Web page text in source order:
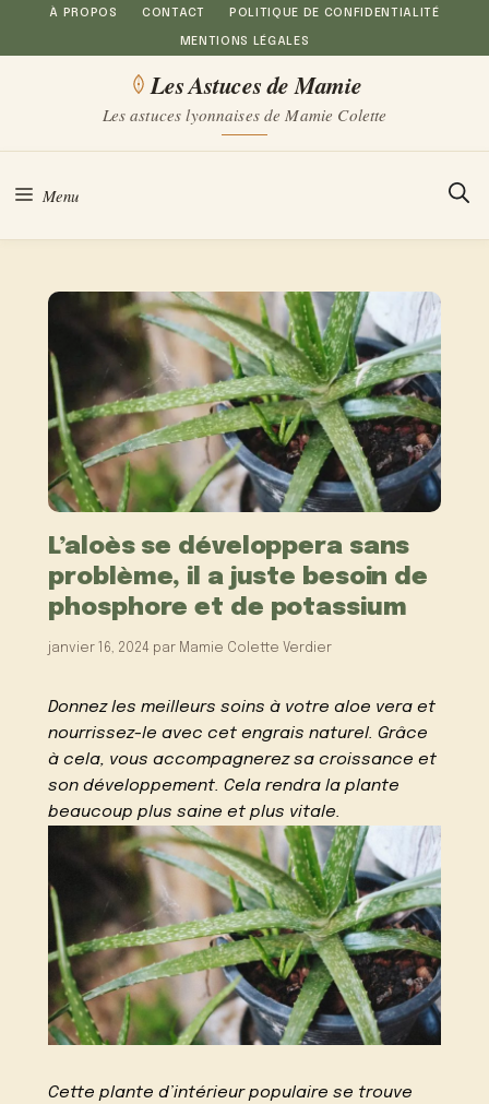
Aller
au
À PROPOS CONTACT POLITIQUE DE CONFIDENTIALITÉ
MENTIONS LÉGALES
Les Astuces de Mamie
Les astuces lyonnaises de Mamie Colette
Menu
L’aloès se développera sans
problème, il a juste besoin de
phosphore et de potassium
janvier 16, 2024 par Mamie Colette Verdier
Donnez les meilleurs soins à votre aloe vera et
nourrissez-le avec cet engrais naturel. Grâce
à cela, vous accompagnerez sa croissance et
son développement. Cela rendra la plante
beaucoup plus saine et plus vitale.
Cette plante d’intérieur populaire se trouve